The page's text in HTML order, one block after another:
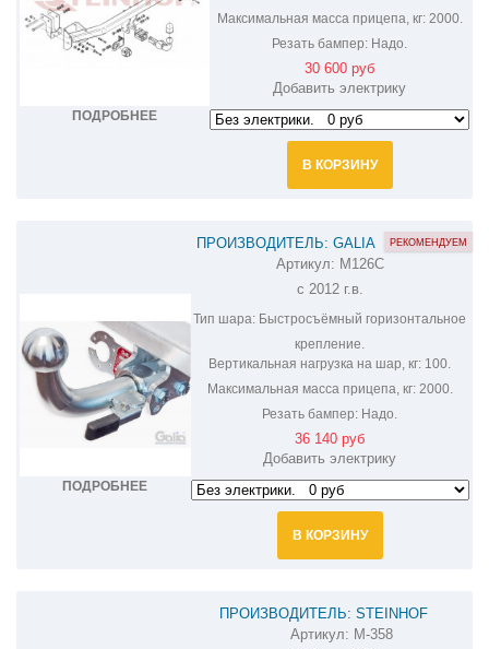
ПОДРОБНЕЕ
Максимальная масса прицепа, кг:2000.
Резать бампер: Надо.
30 600 руб
Добавить электрику
В КОРЗИНУ
ПОДРОБНЕЕ
ПРОИЗВОДИТЕЛЬ: GALIA
ОЦИНКОВАННЫЙ ФАРКОП НА
MITSUBISHI OUTLANDER M126C
Артикул: M126C
с 2012 г.в.
Тип шара: Быстросъёмный горизонтальное
крепление.
Вертикальная нагрузка на шар, кг: 100.
Максимальная масса прицепа, кг:2000.
Резать бампер: Надо.
РЕКОМЕНДУЕМ
36 140 руб
Добавить электрику
В КОРЗИНУ
ПРОИЗВОДИТЕЛЬ: STEINHOF
ФАРКОП НА MITSUBISHI OUTLANDER
Артикул: M-358